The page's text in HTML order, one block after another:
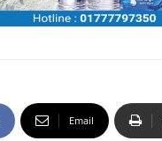
Email